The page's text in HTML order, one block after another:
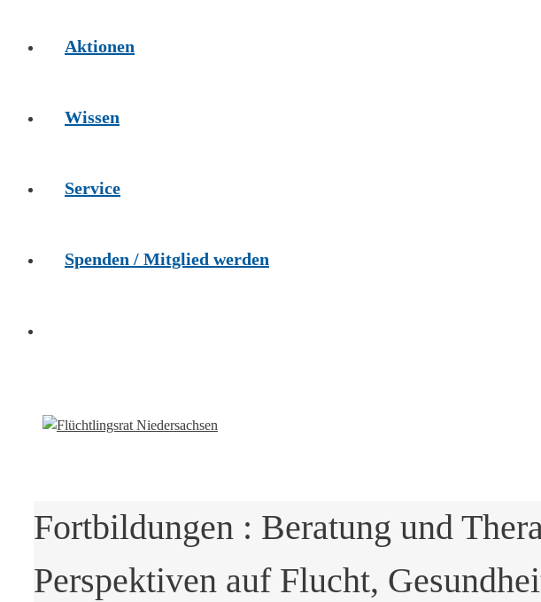
Aktionen
Wissen
Service
Spenden / Mitglied werden
Fortbildungen : Beratung und
Perspektiven auf Flucht,